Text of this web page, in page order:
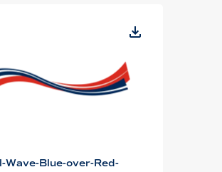
Wave-Blue-over-Red-